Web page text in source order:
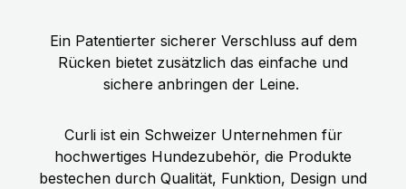
Ein Patentierter sicherer Verschluss auf dem
Rücken bietet zusätzlich das einfache und
sichere anbringen der Leine.
Curli ist ein Schweizer Unternehmen für
hochwertiges Hundezubehör, die Produkte
bestechen durch Qualität, Funktion, Design und